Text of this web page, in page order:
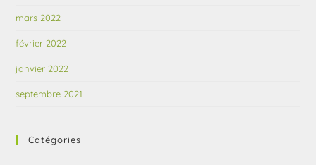
mars 2022
février 2022
janvier 2022
septembre 2021
Catégories